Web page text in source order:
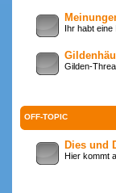
Ihr habt
Gilden-
OFF-TOPIC
Dies und
Hier kommt